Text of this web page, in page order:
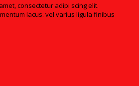
consectetur adipi scing elit.
lacus. vel varius ligula finibus